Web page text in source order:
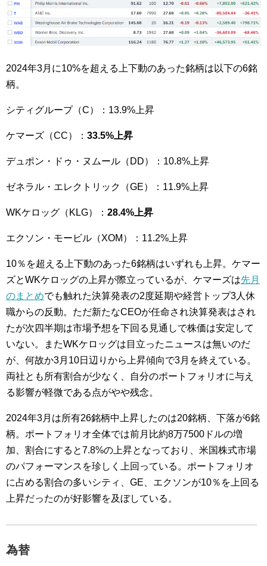
2024年3月に10%を超える上下動のあった銘柄は以下の6銘
柄。
シティグループ（C）：13.9%上昇
ケマーズ（CC）： 33.5%上昇
デュポン・ドゥ・ヌムール（DD）：10.8%上昇
ゼネラル・エレクトリック（GE）：11.9%上昇
WKケロッグ（KLG）： 28.4%上昇
エクソン・モービル（XOM）：11.2%上昇
10％を超える上下動のあった6銘柄はいずれも上昇。ケマー
ズとWKケロッグの上昇が際立っているが、ケマーズは先月
のまとめでも触れた決算発表の2度延期や経営トップ3人休
職からの反動。ただ新たなCEOが任命され決算発表はされ
たが次四半期は市場予想を下回る見通しで株価は安定して
いない。またWKケロッグは目立ったニュースは無いのだ
が、何故か3月10日辺りから上昇傾向で3月を終えている。
両社とも所有割合が少なく、自分のポートフォリオに与え
る影響が軽微である点がやや残念。
2024年3月は所有26銘柄中上昇したのは20銘柄、下落が6銘
柄。ポートフォリオ全体では前月比約8万7500ドルの増
加、割合にすると7.8%の上昇となっており、米国株式市場
のパフォーマンスを珍しく上回っている。ポートフォリオ
に占める割合の多いシティ、GE、エクソンが10％を上回る
上昇だったのが好影響を及ぼしている。
為替